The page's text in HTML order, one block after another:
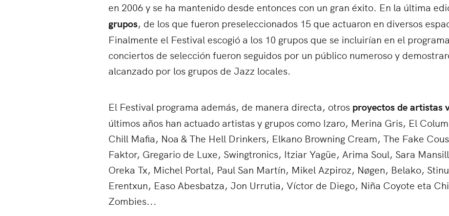
en 2006 y se ha mantenido desde entonces con un gran éxito. En la última
grupos, de los que fueron preseleccionados 15 que actuaron en diversos
Finalmente el Festival escogió a los 10 grupos que se incluirían en el
conciertos de selección fueron seguidos por un público numeroso y
alcanzado por los grupos de Jazz locales.
El Festival programa además, de manera directa, otros proyectos de artistas
últimos años han actuado artistas y grupos como Izaro, Merina Gris, El
Chill Mafia, Noa & The Hell Drinkers, Elkano Browning Cream, The Fake
Faktor, Gregario de Luxe, Swingtronics, Itziar Yagüe, Arima Soul, Sara
Oreka Tx, Michel Portal, Paul San Martín, Mikel Azpiroz, Nøgen, Belako,
Erentxun, Easo Abesbatza, Jon Urrutia, Víctor de Diego, Niña Coyote eta
Zombies...